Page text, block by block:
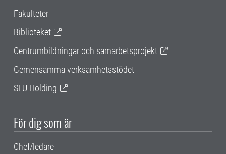
Fakulteter
Biblioteket
Centrumbildningar och samarbetsprojekt
Gemensamma verksamhetsstödet
SLU Holding
För dig som är
Chef/ledare